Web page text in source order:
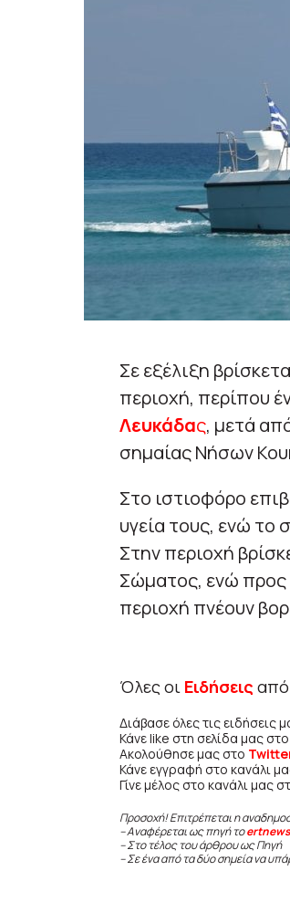
Σε εξέλιξη
περιοχή, περίπου
Λευκάδας, μετά
σημαίας Νήσων
Στο ιστιοφόρο
υγεία τους, ενώ το
Στην περιοχή
Σώματος, ενώ προς
περιοχή πνέουν
Όλες οι Ειδήσεις
Διάβασε όλες τις ειδήσεις
Κάνε like στη σελίδα μας στο
Ακολούθησε μας στο
Κάνε εγγραφή στο κανάλι
Γίνε μέλος στο κανάλι μας
Προσοχή! Επιτρέπεται η
– Αναφέρεται ως πηγή το
– Στο τέλος του άρθρου ως Πηγή
– Σε ένα από τα δύο σημεία να